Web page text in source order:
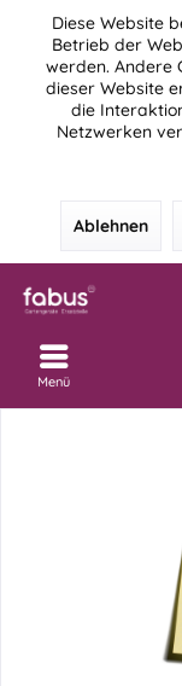
Diese Website
Betrieb der
werden. Andere
dieser Website
die
Netzwerken
Ablehnen
Menü